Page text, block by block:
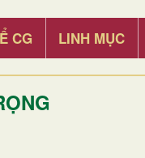
CG LINH MỤC